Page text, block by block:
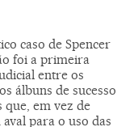
caso de Spencer
foi a primeira
entre os
álbuns de sucesso
que, em vez de
para o uso das